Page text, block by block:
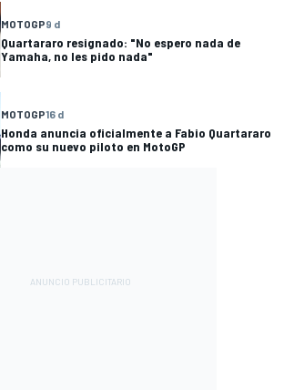
MOTOGP9 d
Quartararo resignado: "No espero nada de
Yamaha, no les pido nada"
MOTOGP16 d
Honda anuncia oficialmente a Fabio Quartararo
como su nuevo piloto en MotoGP